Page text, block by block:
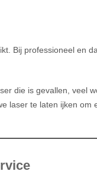
Bij professioneel en
die is gevallen, veel
laser te laten ijken om